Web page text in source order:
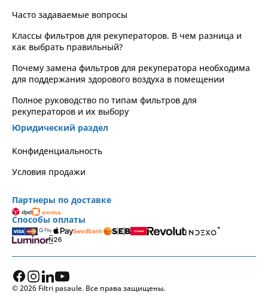
Часто задаваемые вопросы
Классы фильтров для рекуператоров. В чем разница и
как выбрать правильный?
Почему замена фильтров для рекуператора необходима
для поддержания здорового воздуха в помещении
Полное руководство по типам фильтров для
рекуператоров и их выбору
Юридический раздел
Kонфиденциальность
Условия продажи
Партнеры по доставке
Способы оплаты
© 2026 Filtri pasaule. Все права защищены.